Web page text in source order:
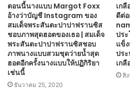
ตอนนี้นางแบบ Margot Foxx
อ้างว่าบัญชี Instagram ของ
สมเด็จพระสันตะปาปาฟรานซิส
ชอบภาพสุดฮอตของเธอ | สมเด็จ
พระสันตะปาปาฟรานซิสชอบ
ภาพนางแบบสวมชุดว่ายน้ำสุด
ฮอตอีกครั้งนางแบบให้ปฏิกิริยา
เช่นนี้
ธันวาคม 25, 2020
เก
ดีต่
ปร
แข็
ปร
เก
สิ